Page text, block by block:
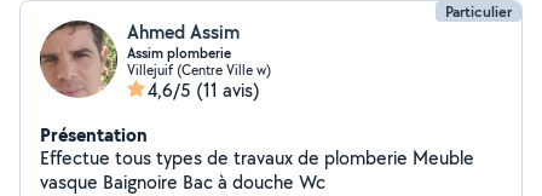
Particulier
Ahmed Assim
Assim plomberie
Villejuif (Centre Ville w)
4,6/5 (11 avis)
Présentation
Effectue tous types de travaux de plomberie Meuble
vasque Baignoire Bac à douche Wc